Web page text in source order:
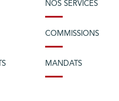
NOS SERVICES
COMMISSIONS
MANDATS